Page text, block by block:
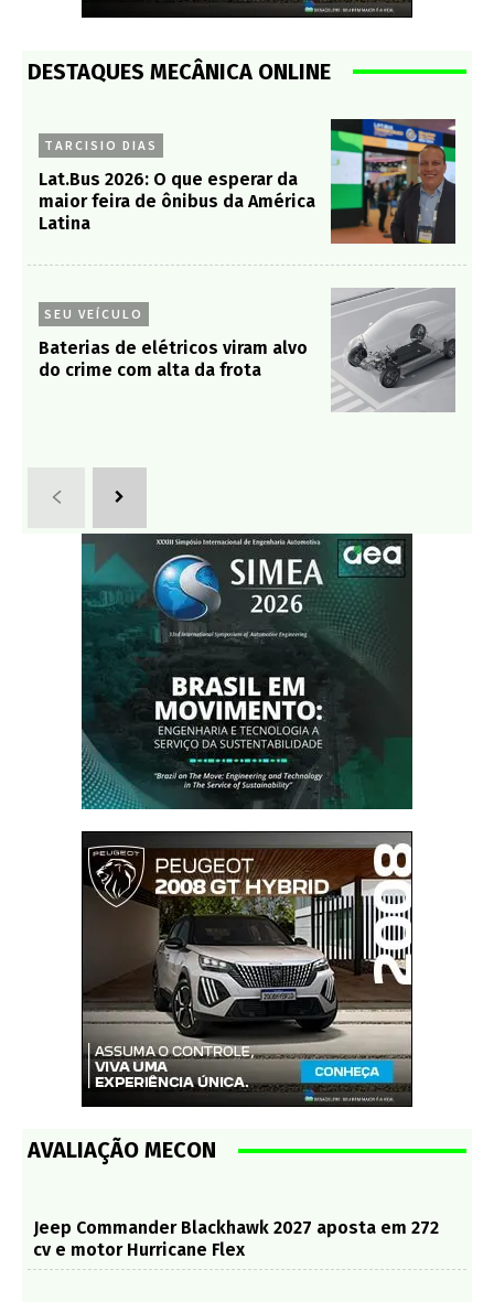
DESTAQUES MECÂNICA ONLINE
TARCISIO DIAS
Lat.Bus 2026: O que esperar da
maior feira de ônibus da América
Latina
SEU VEÍCULO
Baterias de elétricos viram alvo
do crime com alta da frota
AVALIAÇÃO MECON
Jeep Commander Blackhawk 2027 aposta em 272
cv e motor Hurricane Flex